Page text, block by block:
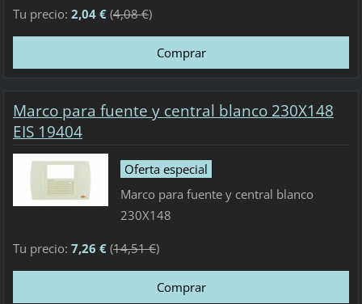
Tu precio: 2,04 €(4,08 €)
Marco para fuente y central blanco 230X148
EIS 19404
Oferta especial
Marco para fuente y central blanco
230X148
Tu precio: 7,26 €(14,51 €)